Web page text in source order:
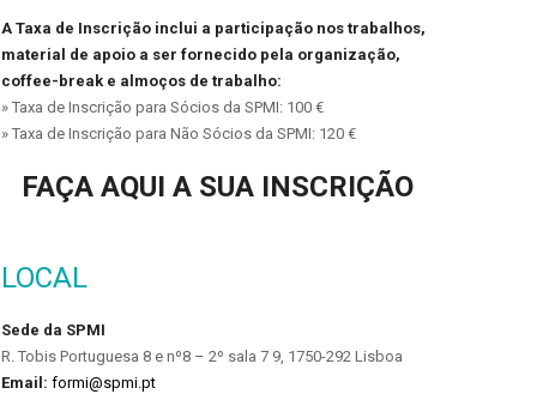
A Taxa de Inscrição inclui a participação nos trabalhos,
material de apoio a ser fornecido pela organização,
coffee-break e almoços de trabalho:
» Taxa de Inscrição para Sócios da SPMI: 100 €
» Taxa de Inscrição para Não Sócios da SPMI: 120 €
FAÇA AQUI A SUA INSCRIÇÃO
LOCAL
Sede da SPMI
R. Tobis Portuguesa 8 e nº8 – 2º sala 7 9, 1750-292 Lisboa
Email: formi@spmi.pt